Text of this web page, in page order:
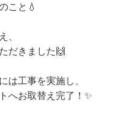
こと💧
、
だきました🙌
は工事を実施し、
へお取替え完了！✨